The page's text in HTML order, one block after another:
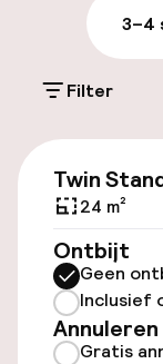
(buiten)
3–4
Filter
Twin
24 m²
Ontbijt
Geen
Inclusief
Annuleren
Gratis